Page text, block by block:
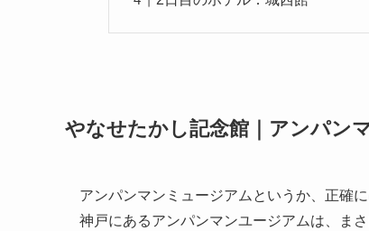
やなせたかし記念館｜アンパン
アンパンマンミュージアムというか、正確に
神戸にあるアンパンマンユージアムは、ま